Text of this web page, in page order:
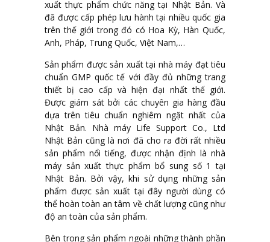
xuất thực phẩm chức năng tại Nhật Bản. Và
đã được cấp phép lưu hành tại nhiều quốc gia
trên thế giới trong đó có Hoa Kỳ, Hàn Quốc,
Anh, Pháp, Trung Quốc, Việt Nam,…
Sản phẩm được sản xuất tại nhà máy đạt tiêu
chuẩn GMP quốc tế với đầy đủ những trang
thiết bị cao cấp và hiện đại nhất thế giới.
Được giám sát bởi các chuyên gia hàng đầu
dựa trên tiêu chuẩn nghiêm ngặt nhất của
Nhật Bản. Nhà máy Life Support Co., Ltd
Nhật Bản cũng là nơi đã cho ra đời rất nhiều
sản phẩm nổi tiếng, được nhận định là nhà
máy sản xuất thực phẩm bổ sung số 1 tại
Nhật Bản. Bởi vậy, khi sử dụng những sản
phẩm được sản xuất tại đây người dùng có
thể hoàn toàn an tâm về chất lượng cũng như
độ an toàn của sản phẩm.
Bên trong sản phẩm ngoài những thành phần